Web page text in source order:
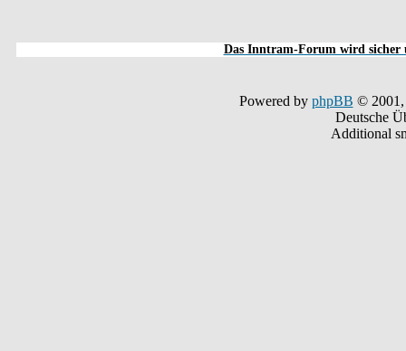
Das Inntram-Forum wird sicher
Powered by phpBB © 2001,
Deutsche
Additional